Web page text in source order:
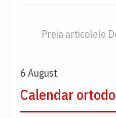
Preia articolele
6 August
Calendar